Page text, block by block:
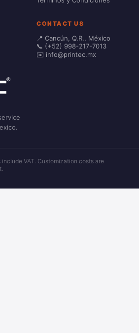
CONTACT US
📍 Cancún, Q.R., México
📞 (+52) 998-217-7013
✉️ info@printec.mx
VAT. Customization costs are